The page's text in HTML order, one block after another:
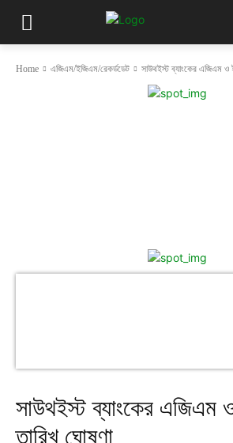
Home এজিএম/ইজিএম/রেকর্ডডেট সাউথইস্ট ব্যাংকের এজিএম ও
সাউথইস্ট ব্যাংকের এজিএম
তারিখ ঘোষণা